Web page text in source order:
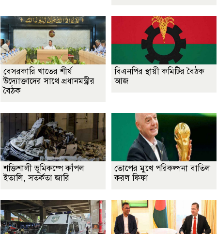
বেসরকারি খাতের শীর্ষ
উদ্যোক্তাদের সাথে প্রধানমন্ত্রীর
বৈঠক
বিএনপির স্থায়ী কমিটির বৈঠক
আজ
শক্তিশালী ভূমিকম্পে কাঁপল
ইতালি, সতর্কতা জারি
তোপের মুখে পরিকল্পনা বাতিল
করল ফিফা